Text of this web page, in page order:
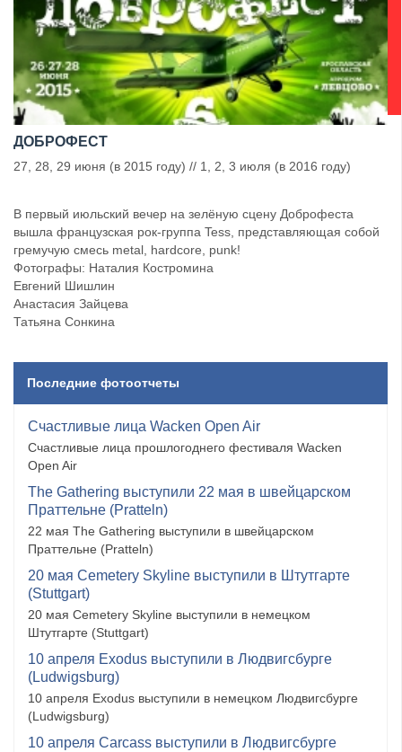
ДОБРОФЕСТ
27, 28, 29 июня (в 2015 году) // 1, 2, 3 июля (в 2016 году)
В первый июльский вечер на зелёную сцену Доброфеста
вышла французская рок-группа Tess, представляющая собой
гремучую смесь metal, hardcore, punk!
Фотографы: Наталия Костромина
Евгений Шишлин
Анастасия Зайцева
Татьяна Сонкина
Последние фотоотчеты
Счастливые лица Wacken Open Air
Счастливые лица прошлогоднего фестиваля Wacken
Open Air
The Gathering выступили 22 мая в швейцарском
Праттельне (Pratteln)
22 мая The Gathering выступили в швейцарском
Праттельне (Pratteln)
20 мая Cemetery Skyline выступили в Штутгарте
(Stuttgart)
20 мая Cemetery Skyline выступили в немецком
Штутгарте (Stuttgart)
10 апреля Exodus выступили в Людвигсбурге
(Ludwigsburg)
10 апреля Exodus выступили в немецком Людвигсбурге
(Ludwigsburg)
10 апреля Carcass выступили в Людвигсбурге